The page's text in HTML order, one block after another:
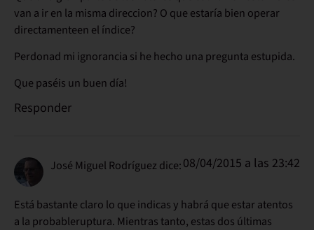
van a ir en la misma direccion? O que estaría bien operar
directamenteen el índice?
Perdonad mi ignorancia si he hecho una pregunta estupida.
Que paséis un buen día!
Responder
José Miguel Rodríguezdice:08/04/2015 a las 23:42
Está bastante claro lo que indicas y habrá que estar atentos
a la probableruptura. Mientras tanto, estas dos últimas